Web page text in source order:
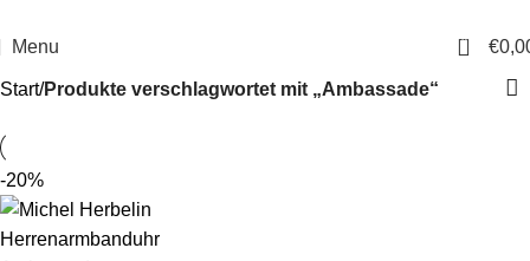
Menu 0 €
Start Produkte verschlagwortet mit „Ambassade“
-20%